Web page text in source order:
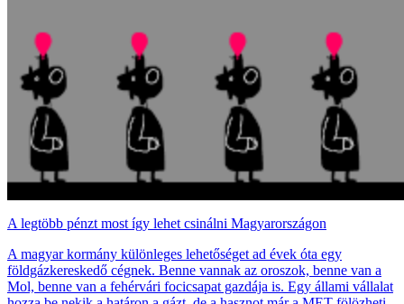
A legtöbb pénzt most így lehet csinálni Magyarországon
A magyar kormány különleges lehetőséget ad évek óta egy
földgázkereskedő cégnek. Benne vannak az oroszok, benne van a
Mol, benne van a fehérvári focicsapat gazdája is. Egy állami vállalat